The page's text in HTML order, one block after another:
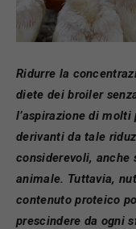
Ridurre la
diete dei broiler
l’aspirazione di
derivanti da tale
considerevoli, anche
animale. Tuttavia,
contenuto proteico
prescindere da ogni